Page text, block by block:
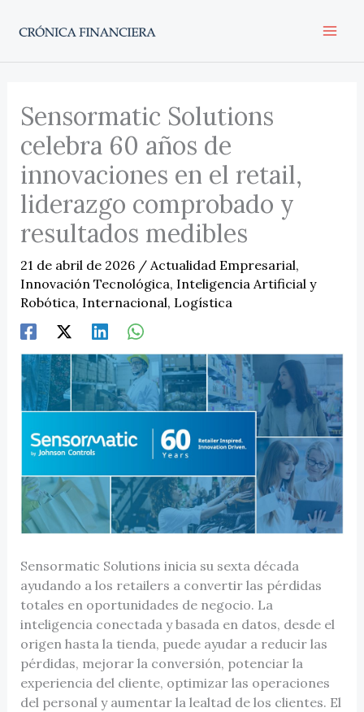
Sensormatic Solutions
celebra 60 años de
innovaciones en el retail,
liderazgo comprobado y
resultados medibles
21 de abril de 2026 / Actualidad Empresarial,
Innovación Tecnológica, Inteligencia Artificial y
Robótica, Internacional, Logística
Sensormatic Solutions inicia su sexta década
ayudando a los retailers a convertir las pérdidas
totales en oportunidades de negocio. La
inteligencia conectada y basada en datos, desde el
origen hasta la tienda, puede ayudar a reducir las
pérdidas, mejorar la conversión, potenciar la
experiencia del cliente, optimizar las operaciones
del personal y aumentar la lealtad de los clientes. El